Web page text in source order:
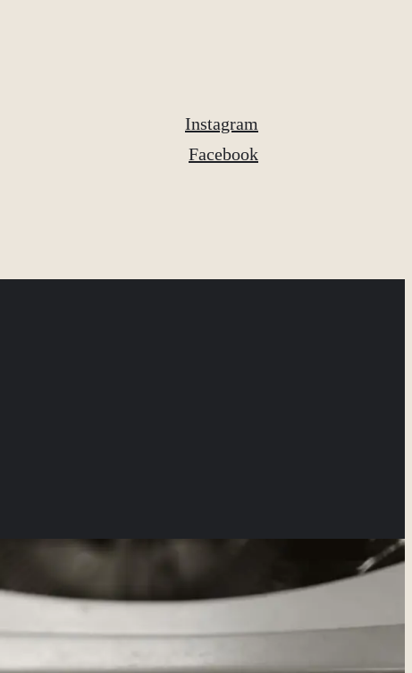
Instagram
Facebook